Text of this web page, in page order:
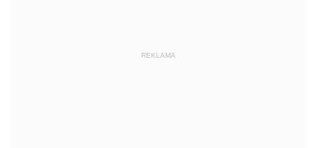
REKLAMA